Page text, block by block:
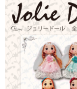
PURPLE
GREEN
ORANGE
SALMON PINK